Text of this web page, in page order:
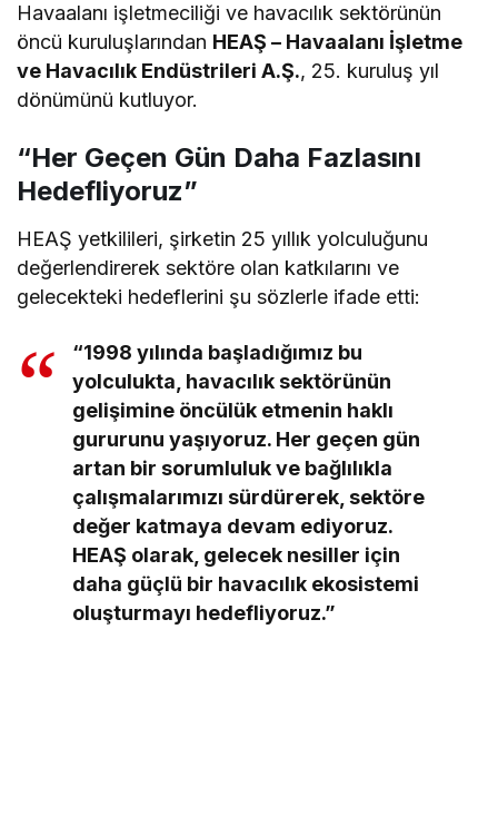
Havaalanı işletmeciliği ve havacılık sektörünün
öncü kuruluşlarından HEAŞ – Havaalanı İşletme
ve Havacılık Endüstrileri A.Ş., 25. kuruluş yıl
dönümünü kutluyor.
“Her Geçen Gün Daha Fazlasını
Hedefliyoruz”
HEAŞ yetkilileri, şirketin 25 yıllık yolculuğunu
değerlendirerek sektöre olan katkılarını ve
gelecekteki hedeflerini şu sözlerle ifade etti:
“1998 yılında başladığımız bu
yolculukta, havacılık sektörünün
gelişimine öncülük etmenin haklı
gururunu yaşıyoruz. Her geçen gün
artan bir sorumluluk ve bağlılıkla
çalışmalarımızı sürdürerek, sektöre
değer katmaya devam ediyoruz.
HEAŞ olarak, gelecek nesiller için
daha güçlü bir havacılık ekosistemi
oluşturmayı hedefliyoruz.”